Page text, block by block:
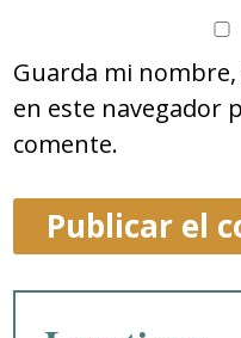
Guarda mi
en este navegador
comente.